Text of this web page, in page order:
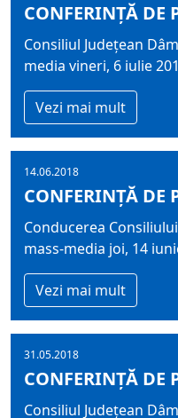
CONFERINȚĂ DE
Consiliul Judeţean
media vineri, 6 iulie
Vezi mai mult
14.06.2018
CONFERINȚĂ DE
Conducerea
mass-media joi, 14
Vezi mai mult
31.05.2018
CONFERINȚĂ DE
Consiliul Judeţean